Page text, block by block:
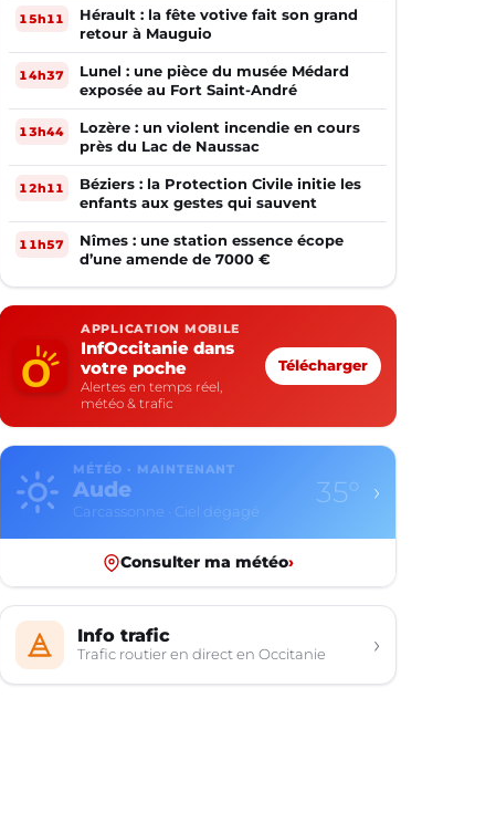
15h11
Hérault : la fête votive fait son grand
retour à Mauguio
14h37
Lunel : une pièce du musée Médard
exposée au Fort Saint-André
13h44
Lozère : un violent incendie en cours
près du Lac de Naussac
12h11
Béziers : la Protection Civile initie les
enfants aux gestes qui sauvent
11h57
Nîmes : une station essence écope
d’une amende de 7000 €
APPLICATION MOBILE
InfOccitanie dans
votre poche
Alertes en temps réel,
météo & trafic
Télécharger
MÉTÉO · MAINTENANT
Aude
Carcassonne · Ciel dégagé
35° ›
Consulter ma météo›
Info trafic
Trafic routier en direct en Occitanie ›